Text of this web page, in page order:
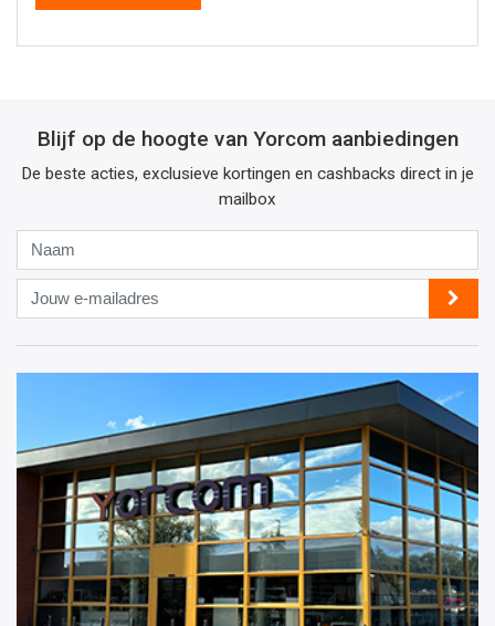
Blijf op de hoogte van Yorcom aanbiedingen
De beste acties, exclusieve kortingen en cashbacks direct in je
mailbox
Jouw
e-
mailadres